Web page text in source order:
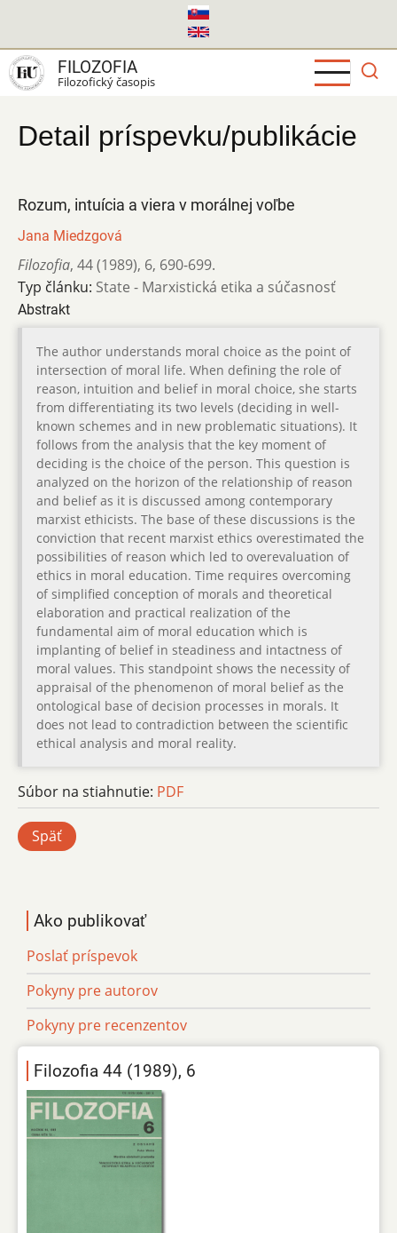
hlavný
obsah
FILOZOFIA
Filozofický časopis
Detail príspevku/publikácie
Rozum, intuícia a viera v morálnej voľbe
Jana Miedzgová
Filozofia, 44 (1989), 6, 690-699.
Typ článku: State - Marxistická etika a súčasnosť
Abstrakt
The author understands moral choice as the point of
intersection of moral life. When defining the role of
reason, intuition and belief in moral choice, she starts
from differentiating its two levels (deciding in well-
known schemes and in new problematic situations). It
follows from the analysis that the key moment of
deciding is the choice of the person. This question is
analyzed on the horizon of the relationship of reason
and belief as it is discussed among contemporary
marxist ethicists. The base of these discussions is the
conviction that recent marxist ethics overestimated the
possibilities of reason which led to overevaluation of
ethics in moral education. Time requires overcoming
of simplified conception of morals and theoretical
elaboration and practical realization of the
fundamental aim of moral education which is
implanting of belief in steadiness and intactness of
moral values. This standpoint shows the necessity of
appraisal of the phenomenon of moral belief as the
ontological base of decision processes in morals. It
does not lead to contradiction between the scientific
ethical analysis and moral reality.
Súbor na stiahnutie: PDF
Späť
Ako publikovať
Poslať príspevok
Pokyny pre autorov
Pokyny pre recenzentov
Filozofia 44 (1989), 6